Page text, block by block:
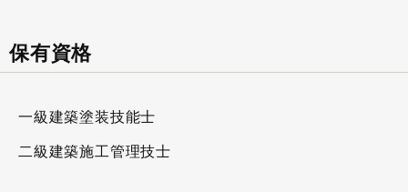
保有資格
一級建築塗装技能士
二級建築施工管理技士